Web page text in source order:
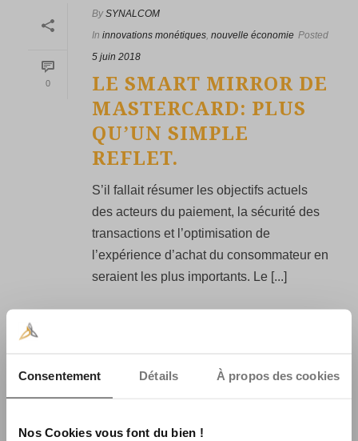
Consentement Détails À propos des cookies
Nos Cookies vous font du bien !
0
By SYNALCOM
In innovations monétiques nouvelle économie Posted
5 juin 2018
LE SMART MIRROR DE
MASTERCARD: PLUS
QU’UN SIMPLE
REFLET.
S’il fallait résumer les objectifs actuels
des acteurs du paiement, la sécurité des
transactions et l’optimisation de
l’expérience d’achat du consommateur en
seraient les plus importants. Le [...]